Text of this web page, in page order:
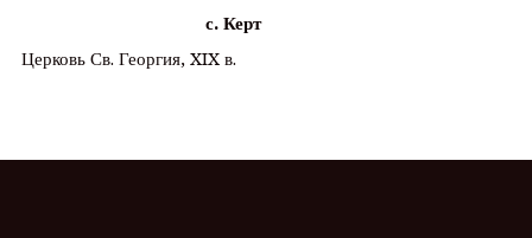
с. Керт
Церковь Св. Георгия, XIX в.